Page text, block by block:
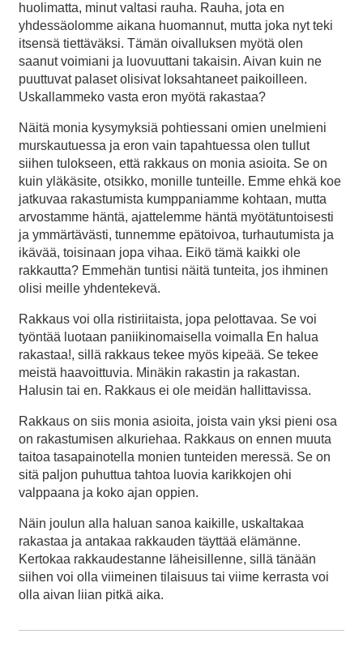
huolimatta, minut valtasi rauha. Rauha, jota en
yhdessäolomme aikana huomannut, mutta joka nyt teki
itsensä tiettäväksi. Tämän oivalluksen myötä olen
saanut voimiani ja luovuuttani takaisin. Aivan kuin ne
puuttuvat palaset olisivat loksahtaneet paikoilleen.
Uskallammeko vasta eron myötä rakastaa?
Näitä monia kysymyksiä pohtiessani omien unelmieni
murskautuessa ja eron vain tapahtuessa olen tullut
siihen tulokseen, että rakkaus on monia asioita. Se on
kuin yläkäsite, otsikko, monille tunteille. Emme ehkä koe
jatkuvaa rakastumista kumppaniamme kohtaan, mutta
arvostamme häntä, ajattelemme häntä myötätuntoisesti
ja ymmärtävästi, tunnemme epätoivoa, turhautumista ja
ikävää, toisinaan jopa vihaa. Eikö tämä kaikki ole
rakkautta? Emmehän tuntisi näitä tunteita, jos ihminen
olisi meille yhdentekevä.
Rakkaus voi olla ristiriitaista, jopa pelottavaa. Se voi
työntää luotaan paniikinomaisella voimalla En halua
rakastaa!, sillä rakkaus tekee myös kipeää. Se tekee
meistä haavoittuvia. Minäkin rakastin ja rakastan.
Halusin tai en. Rakkaus ei ole meidän hallittavissa.
Rakkaus on siis monia asioita, joista vain yksi pieni osa
on rakastumisen alkuriehaa. Rakkaus on ennen muuta
taitoa tasapainotella monien tunteiden meressä. Se on
sitä paljon puhuttua tahtoa luovia karikkojen ohi
valppaana ja koko ajan oppien.
Näin joulun alla haluan sanoa kaikille, uskaltakaa
rakastaa ja antakaa rakkauden täyttää elämänne.
Kertokaa rakkaudestanne läheisillenne, sillä tänään
siihen voi olla viimeinen tilaisuus tai viime kerrasta voi
olla aivan liian pitkä aika.